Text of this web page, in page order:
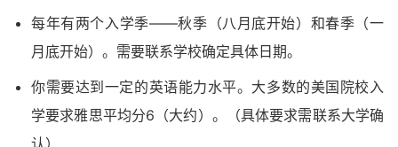
每年有两个入学季——秋季（八月底开始）和春季（一
月底开始）。需要联系学校确定具体日期。
你需要达到一定的英语能力水平。大多数的美国院校入
学要求雅思平均分6（大约）。（具体要求需联系大学确
认）